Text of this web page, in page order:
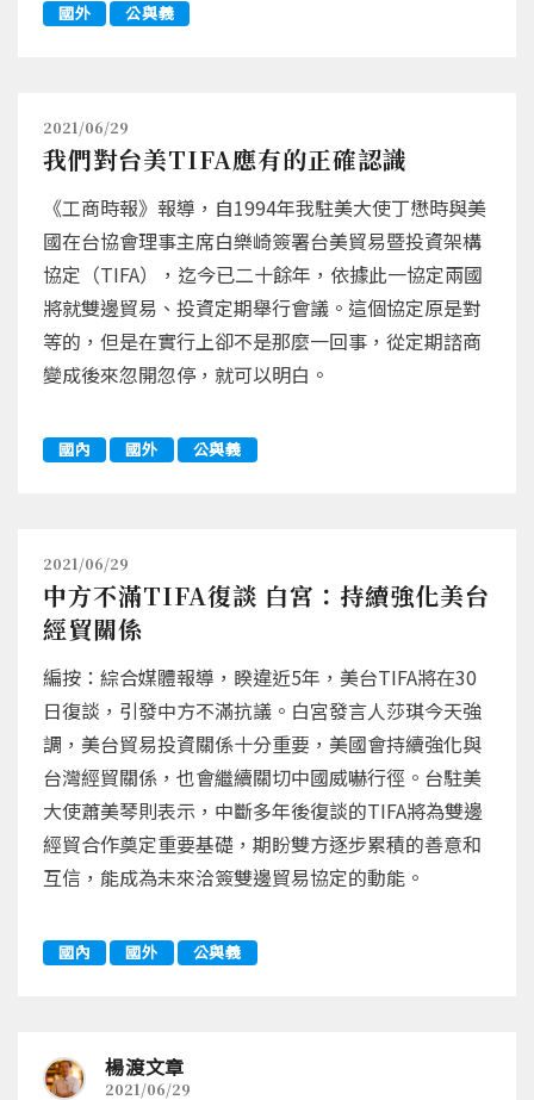
國外 公與義
2021/06/29
我們對台美TIFA應有的正確認識
《工商時報》報導，自1994年我駐美大使丁懋時與美
國在台協會理事主席白樂崎簽署台美貿易暨投資架構
協定（TIFA），迄今已二十餘年，依據此一協定兩國
將就雙邊貿易、投資定期舉行會議。這個協定原是對
等的，但是在實行上卻不是那麼一回事，從定期諮商
變成後來忽開忽停，就可以明白。
國內 國外 公與義
2021/06/29
中方不滿TIFA復談 白宮：持續強化美台
經貿關係
編按：綜合媒體報導，睽違近5年，美台TIFA將在30
日復談，引發中方不滿抗議。白宮發言人莎琪今天強
調，美台貿易投資關係十分重要，美國會持續強化與
台灣經貿關係，也會繼續關切中國威嚇行徑。台駐美
大使蕭美琴則表示，中斷多年後復談的TIFA將為雙邊
經貿合作奠定重要基礎，期盼雙方逐步累積的善意和
互信，能成為未來洽簽雙邊貿易協定的動能。
國內 國外 公與義
楊渡文章
2021/06/29